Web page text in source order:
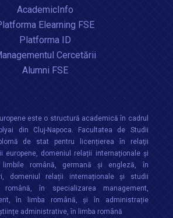
AcademicInfo
Elearning FSE
Platforma ID
Cercetării
Alumni FSE
este o structură academică în cadrul
din Cluj-Napoca. Facultatea de Studii
de stat pentru licențierea în relaţii
europene, domeniul relații internaționale şi
română, germană și engleză, în
domeniul relații internaționale și studii
în specializarea management,
în limba română, și în administrație
administrative, în limba română